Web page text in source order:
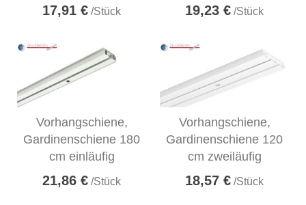
17,91 € /Stück 19,23 € /Stück
Vorhangschiene,
Gardinenschiene 180
cm einläufig
21,86 € /Stück
Vorhangschiene,
Gardinenschiene 120
cm zweiläufig
18,57 € /Stück